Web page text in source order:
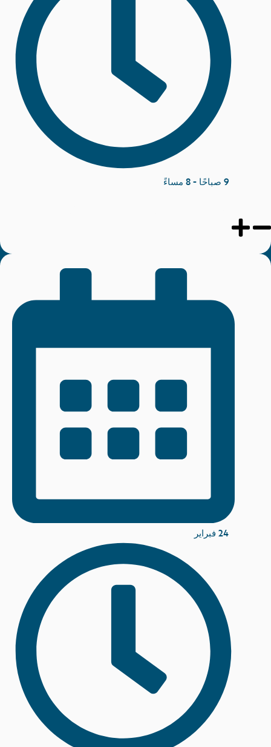
9 صباحًا - 8 مساءً
24 فبراير